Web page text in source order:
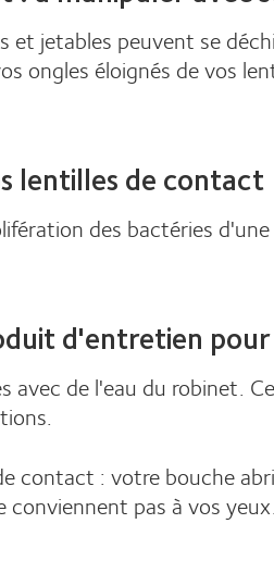
et jetables peuvent se
ongles éloignés de vos
lentilles de contact
des bactéries
d'entretien
avec de l'eau du robinet.
contact : votre bouche
pas à vos yeux.